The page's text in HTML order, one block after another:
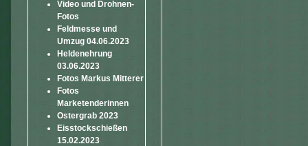
Video und Drohnen-
Fotos
Feldmesse und
Umzug 04.06.2023
Heldenehrung
03.06.2023
Fotos Markus Mitterer
Fotos
Marketenderinnen
Ostergrab 2023
Eisstockschießen
15.02.2023